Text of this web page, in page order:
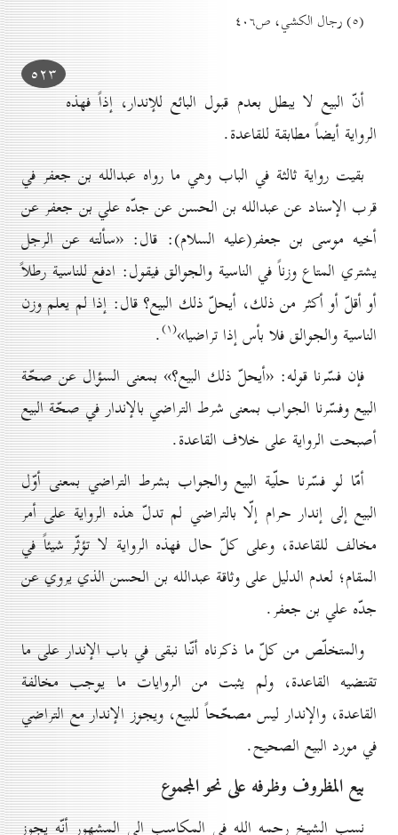
(٥) رجال الکشي، ص٤٠٦
٥۲۳
أنّ البيع لا يبطل بعدم قبول البائع للإندار، إذاً فهذه
الرواية أيضاً مطابقة للقاعدة.
بقيت رواية ثالثة في الباب وهي ما رواه عبدالله بن جعفر في
قرب الإسناد عن عبدالله بن الحسن عن جدّه علي بن جعفر عن
أخيه موسى بن جعفر(عليه السلام): قال: «سألته عن الرجل
يشتري المتاع وزناً في الناسية والجوالق فيقول: ادفع للناسية رطلاً
أو أقلّ أو أكثر من ذلك، أيحلّ ذلك البيع؟ قال: إذا لم يعلم وزن
الناسية والجوالق فلا بأس إذا تراضيا»(۱) .
فإن فسّرنا قوله: «أيحلّ ذلك البيع؟» بمعنى السؤال عن صحّة
البيع وفسّرنا الجواب بمعنى شرط التراضي بالإندار في صحّة البيع
أصبحت الرواية على خلاف القاعدة.
أمّا لو فسّرنا حلّية البيع والجواب بشرط التراضي بمعنى أوّل
البيع إلى إندار حرام إلّا بالتراضي لم تدلّ هذه الرواية على أمر
مخالف للقاعدة، وعلى كلّ حال فهذه الرواية لا تؤثّر شيئاً في
المقام؛ لعدم الدليل على وثاقة عبدالله بن الحسن الذي يروي عن
جدّه علي بن جعفر.
والمتخلّص من كلّ ما ذكرناه أنّنا نبقى في باب الإندار على ما
تقتضيه القاعدة، ولم يثبت من الروايات ما يوجب مخالفة
القاعدة، والإندار ليس مصحّحاً للبيع، ويجوز الإندار مع التراضي
في مورد البيع الصحيح.
بيع المظروف وظرفه على نحو المجموع
نسب الشيخ رحمه الله في المكاسب إلى المشهور أنّه يجوز